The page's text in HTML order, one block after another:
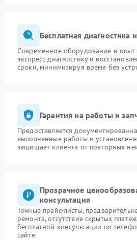
Бесплатная диагностика
Современное оборудование и опыт
экспресс-диагностику и
сроки, минимизируя время без
Гарантия на работы и
Предоставляется
выполненные работы и
защищает клиента от повторных
Прозрачное
консультация
Точные прайс-листы,
ремонта, отсутствие скрытых
бесплатной консультации по
сайте